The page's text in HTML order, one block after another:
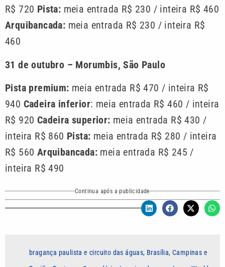
R$ 720 Pista: meia entrada R$ 230 / inteira R$ 460
Arquibancada: meia entrada R$ 230 / inteira R$
460
31 de outubro – Morumbis, São Paulo
Pista premium: meia entrada R$ 470 / inteira R$
940 Cadeira inferior: meia entrada R$ 460 / inteira
R$ 920 Cadeira superior: meia entrada R$ 430 /
inteira R$ 860 Pista: meia entrada R$ 280 / inteira
R$ 560 Arquibancada: meia entrada R$ 245 /
inteira R$ 490
Continua após a publicidade
bragança paulista e circuito das águas, Brasília,Campinas e